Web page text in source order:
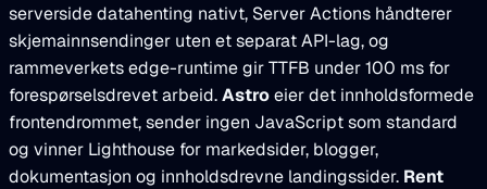
serverside datahenting nativt, Server Actions håndterer
skjemainnsendinger uten et separat API-lag, og
rammeverkets edge-runtime gir TTFB under 100 ms for
forespørselsdrevet arbeid.Astroeier det innholdsformede
frontendrommet, sender ingen JavaScript som standard
og vinner Lighthouse for markedsider, blogger,
dokumentasjon og innholdsdrevne landingssider. Rent